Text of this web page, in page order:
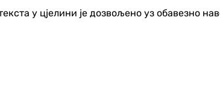
у цјелини је дозвољено уз обавезно